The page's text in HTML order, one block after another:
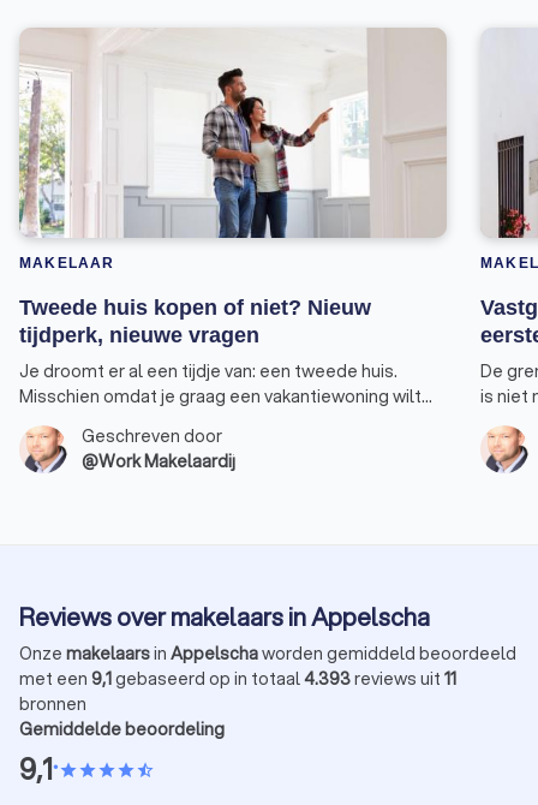
MAKELAAR
Tweede huis kopen of niet? Nieuw
tijdperk, nieuwe vragen
Je droomt er al een tijdje van: een tweede huis.
Misschien omdat je graag een vakantiewoning wilt
bezitten waarnaar je tijdens de wintermaanden kan
uitwijken. Of omdat je extra inkomen wilt genereren
door het huis te verhuren. Feit is dat de regels op het
Geschreven door
@Work Makelaardij
De
is niet
Een
Reviews over makelaars in Appelscha
Onze makelaarsin Appelschaworden gemiddeld beoordeeld
met een 9,1gebaseerd op in totaal4.393reviews uit 11
bronnen
Gemiddelde beoordeling
9,1•starstarstarstarstar_half